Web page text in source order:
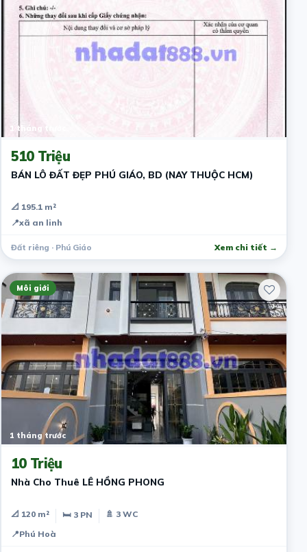
1 tháng trước
510 Triệu
BÁN LÔ ĐẤT ĐẸP PHÚ GIÁO, BD (NAY THUỘC HCM)
📐 195.1 m²
📍xã an linh
Đất riêng · Phú Giáo Xem chi tiết →
Môi giới
1 tháng trước
10 Triệu
Nhà Cho Thuê LÊ HỒNG PHONG
📐 120 m² 🛏 3 PN
🚿 3 WC
📍Phú Hoà